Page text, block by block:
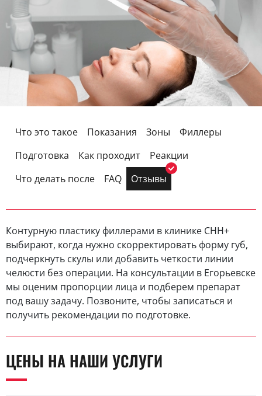
Что это такое Показания Зоны
Филлеры
Подготовка
Как проходит
Реакции
Что делать после
FAQ Отзывы
Контурную пластику филлерами в клинике CHH+
выбирают, когда нужно скорректировать форму губ,
подчеркнуть скулы или добавить четкости линии
челюсти без операции. На консультации в Егорьевске
мы оценим пропорции лица и подберем препарат
под вашу задачу. Позвоните, чтобы записаться и
получить рекомендации по подготовке.
ЦЕНЫ НА НАШИ УСЛУГИ